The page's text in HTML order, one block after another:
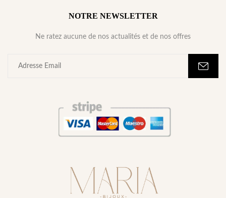
NOTRE NEWSLETTER
Ne ratez aucune de nos actualités et de nos offres